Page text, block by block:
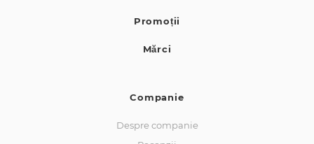
Promoții
Mărci
Companie
Despre companie